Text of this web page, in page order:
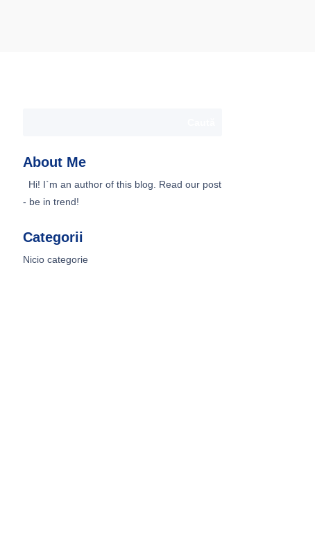
About Me
Hi! I`m an author of this blog. Read our post
- be in trend!
Categorii
Nicio categorie